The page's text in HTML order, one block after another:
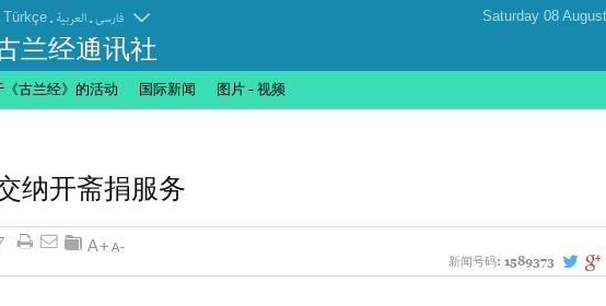
Türkçe . العربیة.فارسی
兰经通讯社
《古兰经》的活动 国际新闻 图片 - 视频
纳开斋捐服务
新闻号码: 1589373